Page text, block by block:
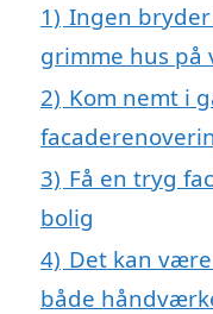
1) Ingen
grimme hus på
2) Kom nemt i
3) Få en tryg
bolig
4) Det kan
både